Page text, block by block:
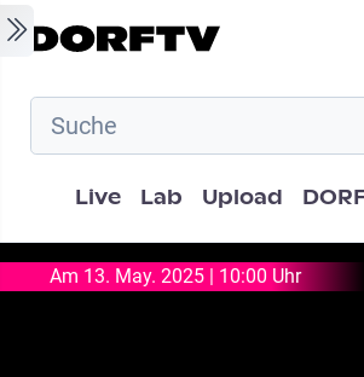
Skip to main content
Hauptnavigation
Live Lab Upload
Am 13. May. 2025 | 10:00 Uhr